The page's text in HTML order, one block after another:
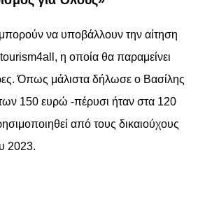
να υποβάλλουν την αίτηση
η οποία θα παραμείνει
Όπως μάλιστα δήλωσε ο Βασίλης
των 150 ευρώ -πέρυσι ήταν στα 120
από τους δικαιούχους
2023.